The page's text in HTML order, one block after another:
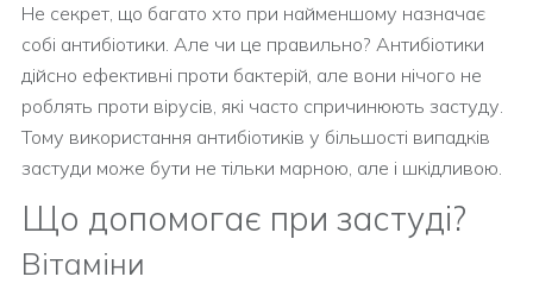
Не секрет, що багато хто при найменшому назначає
собі антибіотики. Але чи це правильно? Антибіотики
дійсно ефективні проти бактерій, але вони нічого не
роблять проти вірусів, які часто спричинюють застуду.
Тому використання антибіотиків у більшості випадків
застуди може бути не тільки марною, але і шкідливою.
Що допомогає при застуді?
Вітаміни